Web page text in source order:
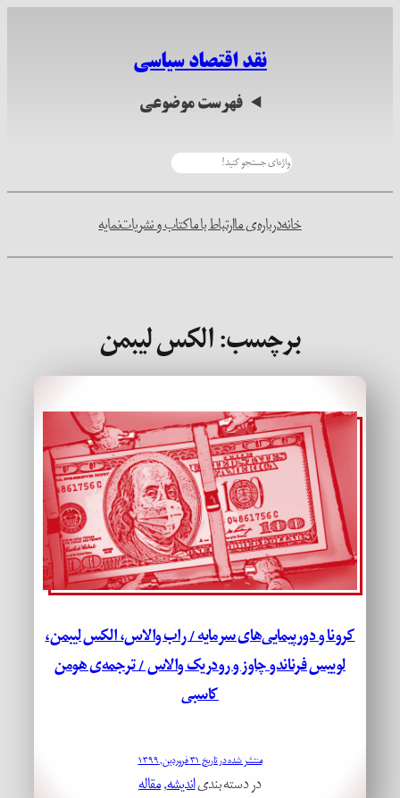
نقد اقتصاد سیاسی
فهرست موضوعی
خانهدرباره‌ی ماارتباط با ماکتاب و نشریاتنمایه
برچسب:الکس لیبمن
کرونا و دورپیمایی‌های سرمایه / راب والاس، الکس لیبمن،
لوییس فرناندو چاوز و رودریک والاس / ترجمه‌ی هومن
کاسبی
منتشر شده در تاریخ ۳۱ فروردین, ۱۳۹۹
در دسته بندیاندیشه, مقاله